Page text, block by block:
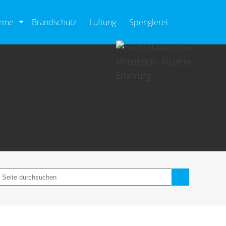
Brandschutz Lüftung Spenglerei